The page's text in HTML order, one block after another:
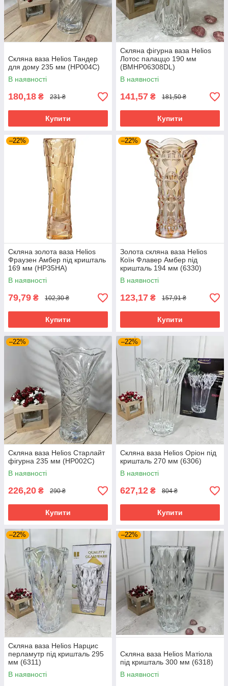
Скляна ваза Helios Тандер
для дому 235 мм (HP004C)
В наявності
180,18 ₴ 231 ₴
Купити
Скляна фігурна ваза Helios
Лотос палаццо 190 мм
(BMHP06308DL)
В наявності
141,57 ₴ 181,50 ₴
Купити
–22%
Скляна золота ваза Helios
Фраузен Амбер під кришталь
169 мм (HP35HA)
В наявності
79,79 ₴ 102,30 ₴
Купити
–22%
Золота скляна ваза Helios
Коїн Флавер Амбер під
кришталь 194 мм (6330)
В наявності
123,17 ₴ 157,91 ₴
Купити
–22%
Скляна ваза Helios Старлайт
фігурна 235 мм (HP002C)
В наявності
226,20 ₴ 290 ₴
Купити
–22%
Скляна ваза Helios Оріон під
кришталь 270 мм (6306)
В наявності
627,12 ₴ 804 ₴
Купити
–22%
Скляна ваза Helios Нарцис
перламутр під кришталь 295
мм (6311)
В наявності
–22%
Скляна ваза Helios Матіола
під кришталь 300 мм (6318)
В наявності